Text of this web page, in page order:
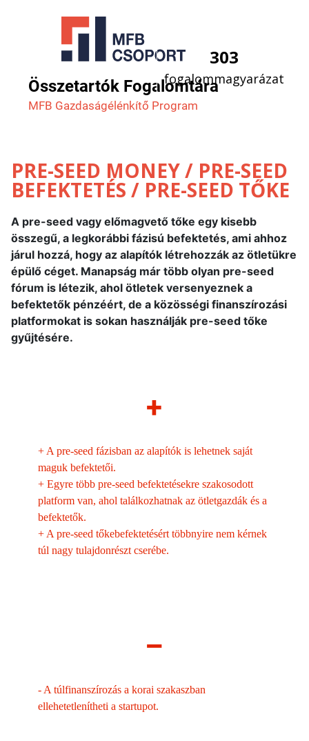
Összetartók Fogalomtára
MFB Gazdaság­élénkítő Program
303
fogalommagyarázat
PRE-SEED MONEY / PRE-SEED
BEFEKTETÉS / PRE-SEED TŐKE
A pre-seed vagy előmagvető tőke egy kisebb
összegű, a legkorábbi fázisú befektetés, ami ahhoz
járul hozzá, hogy az alapítók létrehozzák az ötletükre
épülő céget. Manapság már több olyan pre-seed
fórum is létezik, ahol ötletek versenyeznek a
befektetők pénzéért, de a közösségi finanszírozási
platformokat is sokan használják pre-seed tőke
gyűjtésére.
+
+A pre-seed fázisban az alapítók is lehetnek saját
maguk befektetői.
+Egyre több pre-seed befektetésekre szakosodott
platform van, ahol találkozhatnak az ötletgazdák és a
befektetők.
+A pre-seed tőkebefektetésért többnyire nem kérnek
túl nagy tulajdonrészt cserébe.
–
-A túlfinanszírozás a korai szakaszban
ellehetetlenítheti a startupot.